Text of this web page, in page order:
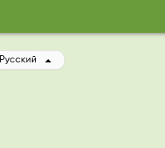
Русский